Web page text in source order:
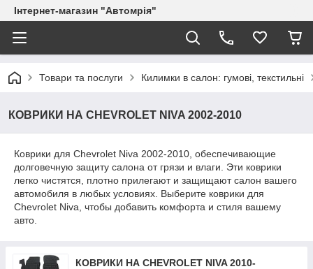
Інтернет-магазин "Автомрія"
Товари та послуги Килимки в салон: гумові, текстильні
КОВРИКИ НА CHEVROLET NIVA 2002-2010
Коврики для Chevrolet Niva 2002-2010, обеспечивающие
долговечную защиту салона от грязи и влаги. Эти коврики
легко чистятся, плотно прилегают и защищают салон вашего
автомобиля в любых условиях. Выберите коврики для
Chevrolet Niva, чтобы добавить комфорта и стиля вашему
авто.
КОВРИКИ НА CHEVROLET NIVA 2010-